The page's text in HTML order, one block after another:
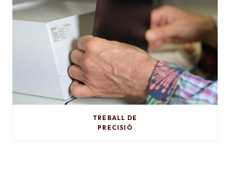
TREBALL DE
PRECISIÓ